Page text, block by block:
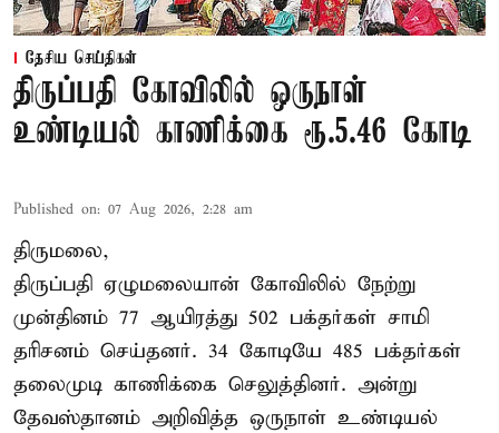
தேசிய செய்திகள்
திருப்பதி கோவிலில் ஒருநாள்
உண்டியல் காணிக்கை ரூ.5.46 கோடி
Published on: 07 Aug 2026, 2:28 am
திருமலை,
திருப்பதி ஏழுமலையான் கோவிலில் நேற்று
முன்தினம் 77 ஆயிரத்து 502 பக்தர்கள் சாமி
தரிசனம் செய்தனர். 34 கோடியே 485 பக்தர்கள்
தலைமுடி காணிக்கை செலுத்தினர். அன்று
தேவஸ்தானம் அறிவித்த ஒருநாள் உண்டியல்